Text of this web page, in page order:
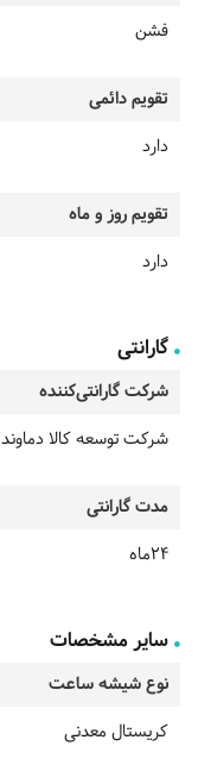
فشن
تقویم دائمی
دارد
تقویم روز و ماه
دارد
گارانتی
شرکت گارانتی‌کننده
شرکت توسعه کالا دماوند
مدت گارانتی
24ماه
سایر مشخصات
نوع شیشه ساعت
کریستال معدنی